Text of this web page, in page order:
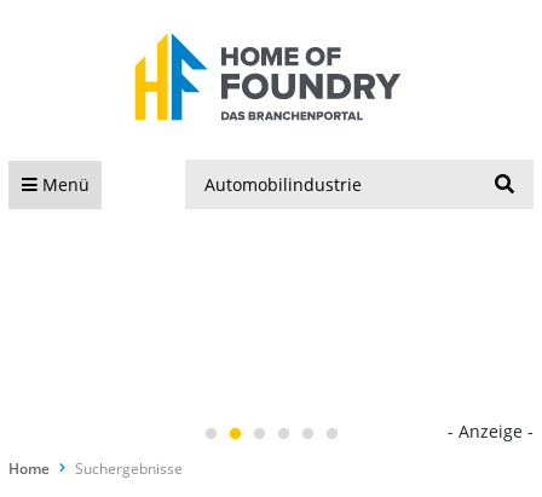
Menü
- Anzeige -
Home Suchergebnisse